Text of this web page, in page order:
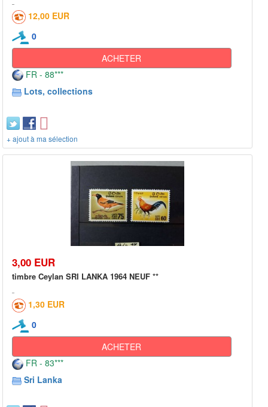
12,00 EUR
0
ACHETER
FR - 88***
Lots, collections
+ ajout à ma sélection
3,00 EUR
timbre Ceylan SRI LANKA 1964 NEUF **
1,30 EUR
0
ACHETER
FR - 83***
Sri Lanka